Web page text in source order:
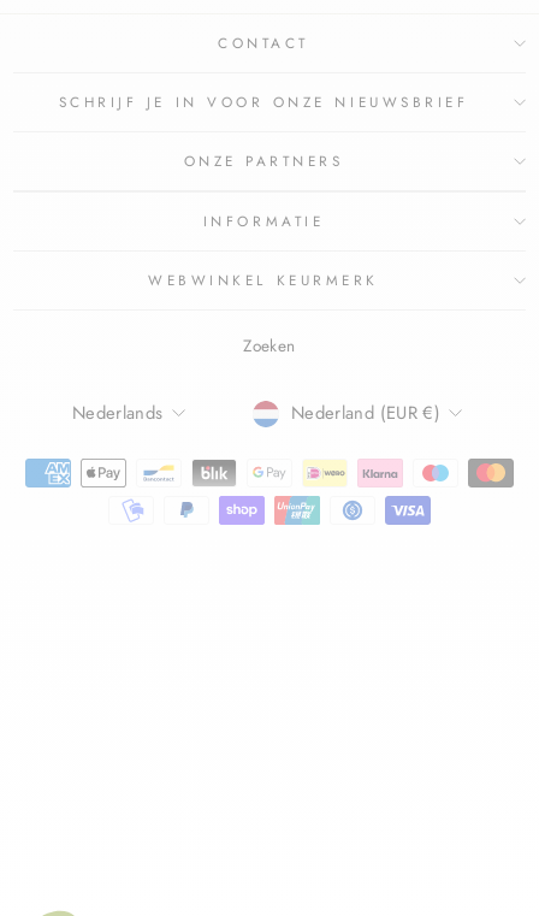
CONTACT
SCHRIJF JE IN VOOR ONZE NIEUWSBRIEF
ONZE PARTNERS
INFORMATIE
WEBWINKEL KEURMERK
Zoeken
TAAL
Nederlands Nederland (EUR €)